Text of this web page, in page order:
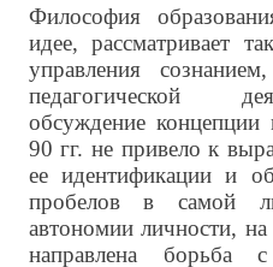
Философия
идее, рассматривает
управления
педагогической
обсуждение
90 гг. не привело к
ее идентификации и
пробелов в самой
автономии личности,
направлена борьба с